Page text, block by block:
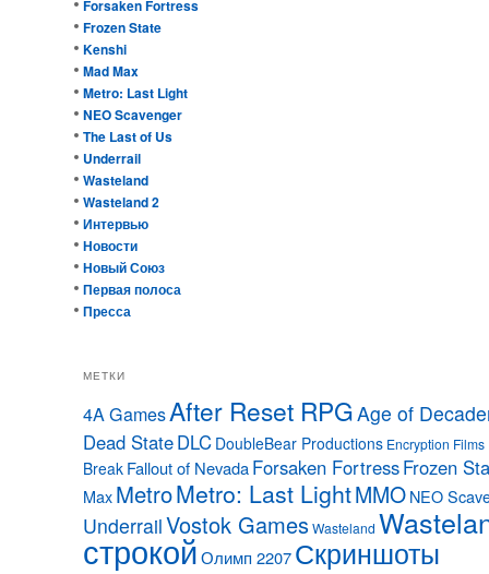
Forsaken Fortress
Frozen State
Kenshi
Mad Max
Metro: Last Light
NEO Scavenger
The Last of Us
Underrail
Wasteland
Wasteland 2
Интервью
Новости
Новый Союз
Первая полоса
Пресса
МЕТКИ
4A GamesAfter Reset RPGAge of
Dead StateDLC DoubleBear Productions Encryption Films
Break Fallout of NevadaForsaken FortressFrozen
MaxMetroMetro: Last LightMMONEO
UnderrailVostok GamesWasteland
строкойОлимп 2207Скриншоты